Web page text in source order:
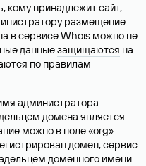
кому принадлежит сайт,
размещение
в сервисе Whois можно не
данныезащищаются на
по правилам
администратора
домена является
можно в поле «org».
домен, сервис
доменного имени